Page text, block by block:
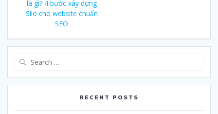
navigation
post:
là gì? 4 bước xây dựng
Silo cho website chuẩn
SEO
RECENT POSTS